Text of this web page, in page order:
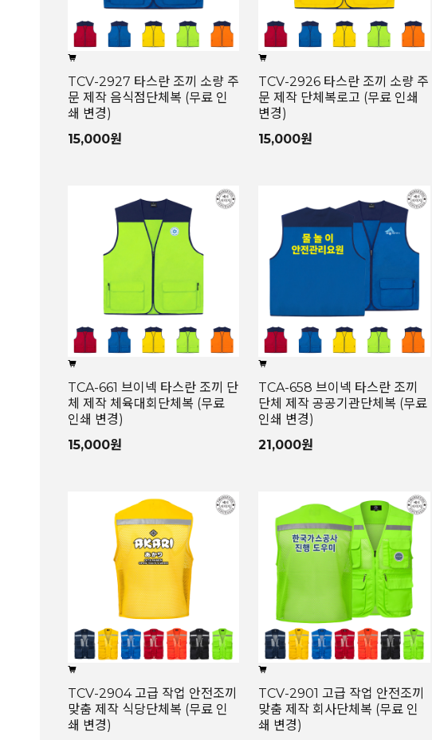
TCV-2927 타스란 조끼 소량 주
문 제작 음식점단체복 (무료 인
쇄 변경)
15,000원
TCV-2926 타스란 조끼 소량 주
문 제작 단체복로고 (무료 인쇄
변경)
15,000원
TCA-661 브이넥 타스란 조끼 단
체 제작 체육대회단체복 (무료
인쇄 변경)
15,000원
TCA-658 브이넥 타스란 조끼
단체 제작 공공기관단체복 (무료
인쇄 변경)
21,000원
TCV-2904 고급 작업 안전조끼
맞춤 제작 식당단체복 (무료 인
쇄 변경)
TCV-2901 고급 작업 안전조끼
맞춤 제작 회사단체복 (무료 인
쇄 변경)